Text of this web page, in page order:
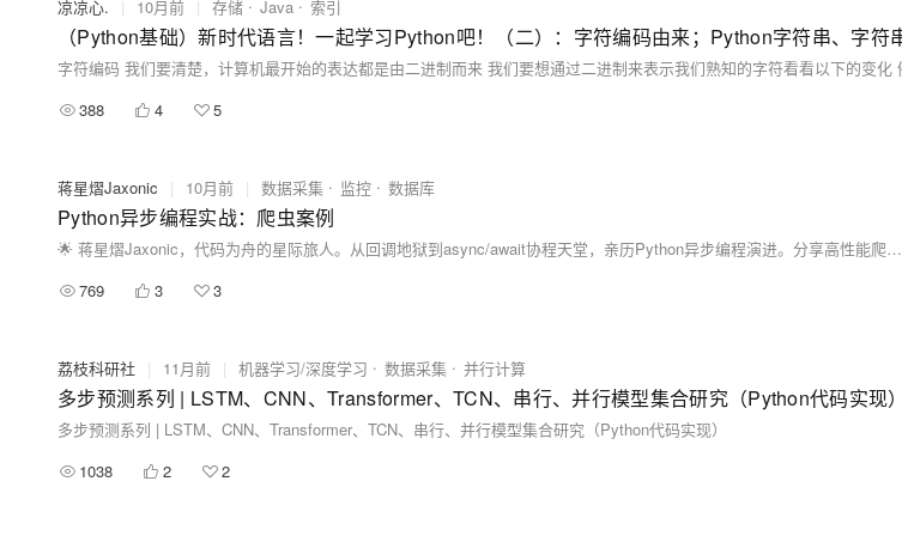
凉凉心. | 10月前 | 存储 Java 索引
388
4 5
蒋星熠Jaxonic | 10月前 | 数据采集 监控 数据库
Python异步编程实战：爬虫案例
🌟 蒋星熠Jaxonic，代码为舟的星际旅人。从回调地狱到async/await协程天堂，亲历Python异步编程演进。分享高性能爬虫、数据库异步操作、限流监控等实战经验，助你驾驭并发，在二进制星河中谱写极客诗篇。
769
3 3
荔枝科研社 | 11月前 | 机器学习/深度学习 数据采集 并行计算
多步预测系列 | LSTM、CNN、Transformer、TCN、串行、并行模型集合研究（Python代码实现）
多步预测系列 | LSTM、CNN、Transformer、TCN、串行、并行模型集合研究（Python代码实现）
1038
2 2